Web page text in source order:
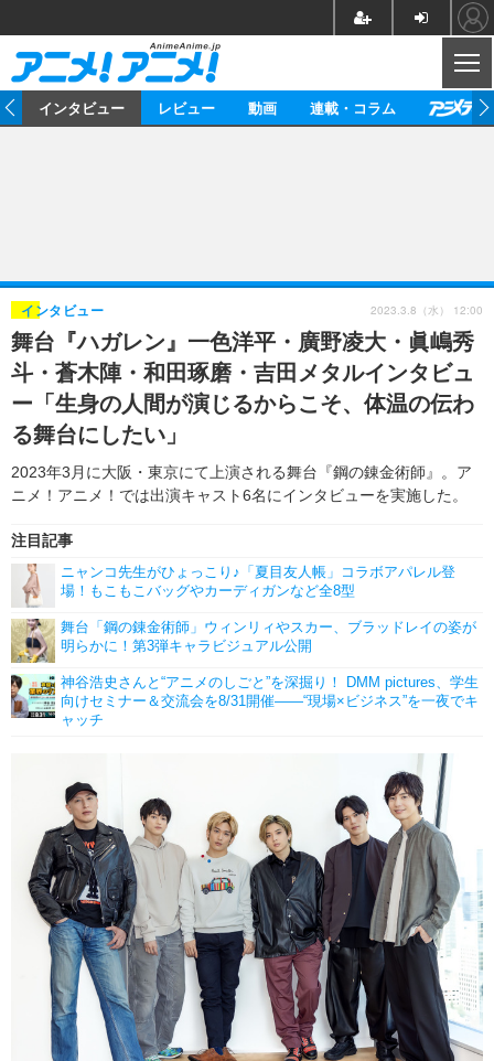
ゲーム グッズ
イベント 海外
海外イベント ビジネス
俳優・タレント アーティスト
ビジネス
アニメ 実写
書評 イベント
ゲーム
動画
アニメ 映画/ドラマ
アニメ！アニメ！TV
連載・コラム
インタビュー レビュー 動画 連載・コラム
舞台『ハガレン』一色洋平・廣野凌大・眞嶋秀
斗・蒼木陣・和田琢磨・吉田メタルインタビュ
ー「生身の人間が演じるからこそ、体温の伝わ
る舞台にしたい」
2023年3月に大阪・東京にて上演される舞台『鋼の錬金術師』。ア
ニメ！アニメ！では出演キャスト6名にインタビューを実施した。
インタビュー
注目記事
ニャンコ先生がひょっこり♪「夏目友人帳」コラボアパレル登
場！もこもこバッグやカーディガンなど全8型
舞台「鋼の錬金術師」ウィンリィやスカー、ブラッドレイの姿が
明らかに！第3弾キャラビジュアル公開
神谷浩史さんと“アニメのしごと”を深掘り！ DMM pictures、学生
向けセミナー＆交流会を8/31開催――“現場×ビジネス”を一夜でキ
ャッチ
2023.3.8（水） 12:00